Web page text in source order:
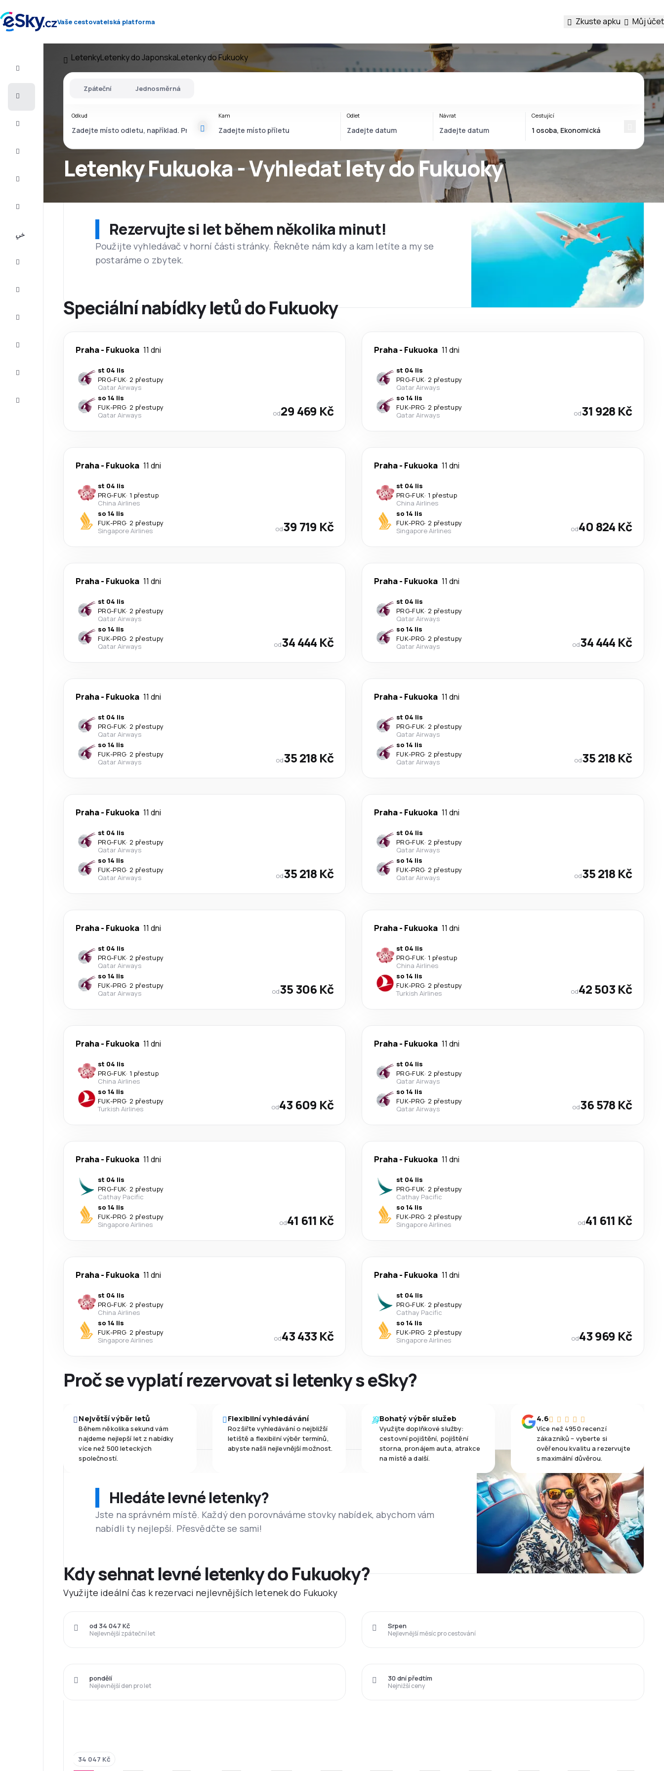
Vaše cestovatelská platforma Zkuste apku Můj účet
LetenkyLetenky do JaponskaLetenky do Fukuoky
Letenky Fukuoka - Vyhledat lety do Fukuoky
Zpáteční Jednosměrná
Odkud Kam Odlet Návrat Cestující
Rezervujte si let během několika minut!
Použijte vyhledávač v horní části stránky. Řekněte nám kdy a kam letíte a my se
postaráme o zbytek.
Speciální nabídky letů do Fukuoky
Praha- Fukuoka 11 dni
st 04 lis
PRG-FUK· 2 přestupy
Qatar Airways
so 14 lis
FUK-PRG· 2 přestupy
Qatar Airways
od29 469 Kč
Praha- Fukuoka 11 dni
st 04 lis
PRG-FUK· 2 přestupy
Qatar Airways
so 14 lis
FUK-PRG· 2 přestupy
Qatar Airways
od31 928 Kč
Praha- Fukuoka 11 dni
st 04 lis
PRG-FUK· 1 přestup
China Airlines
so 14 lis
FUK-PRG· 2 přestupy
Singapore Airlines
od39 719 Kč
Praha- Fukuoka 11 dni
st 04 lis
PRG-FUK· 1 přestup
China Airlines
so 14 lis
FUK-PRG· 2 přestupy
Singapore Airlines
od40 824 Kč
Praha- Fukuoka 11 dni
st 04 lis
PRG-FUK· 2 přestupy
Qatar Airways
so 14 lis
FUK-PRG· 2 přestupy
Qatar Airways
od34 444 Kč
Praha- Fukuoka 11 dni
st 04 lis
PRG-FUK· 2 přestupy
Qatar Airways
so 14 lis
FUK-PRG· 2 přestupy
Qatar Airways
od34 444 Kč
Praha- Fukuoka 11 dni
st 04 lis
PRG-FUK· 2 přestupy
Qatar Airways
so 14 lis
FUK-PRG· 2 přestupy
Qatar Airways
od35 218 Kč
Praha- Fukuoka 11 dni
st 04 lis
PRG-FUK· 2 přestupy
Qatar Airways
so 14 lis
FUK-PRG· 2 přestupy
Qatar Airways
od35 218 Kč
Praha- Fukuoka 11 dni
st 04 lis
PRG-FUK· 2 přestupy
Qatar Airways
so 14 lis
FUK-PRG· 2 přestupy
Qatar Airways
od35 218 Kč
Praha- Fukuoka 11 dni
st 04 lis
PRG-FUK· 2 přestupy
Qatar Airways
so 14 lis
FUK-PRG· 2 přestupy
Qatar Airways
od35 218 Kč
Praha- Fukuoka 11 dni
st 04 lis
PRG-FUK· 2 přestupy
Qatar Airways
so 14 lis
FUK-PRG· 2 přestupy
Qatar Airways
od35 306 Kč
Praha- Fukuoka 11 dni
st 04 lis
PRG-FUK· 1 přestup
China Airlines
so 14 lis
FUK-PRG· 2 přestupy
Turkish Airlines
od42 503 Kč
Praha- Fukuoka 11 dni
st 04 lis
PRG-FUK· 1 přestup
China Airlines
so 14 lis
FUK-PRG· 2 přestupy
Turkish Airlines
od43 609 Kč
Praha- Fukuoka 11 dni
st 04 lis
PRG-FUK· 2 přestupy
Qatar Airways
so 14 lis
FUK-PRG· 2 přestupy
Qatar Airways
od36 578 Kč
Praha- Fukuoka 11 dni
st 04 lis
PRG-FUK· 2 přestupy
Cathay Pacific
so 14 lis
FUK-PRG· 2 přestupy
Singapore Airlines
od41 611 Kč
Praha- Fukuoka 11 dni
st 04 lis
PRG-FUK· 2 přestupy
Cathay Pacific
so 14 lis
FUK-PRG· 2 přestupy
Singapore Airlines
od41 611 Kč
Praha- Fukuoka 11 dni
st 04 lis
PRG-FUK· 2 přestupy
China Airlines
so 14 lis
FUK-PRG· 2 přestupy
Singapore Airlines
od43 433 Kč
Praha- Fukuoka 11 dni
st 04 lis
PRG-FUK· 2 přestupy
Cathay Pacific
so 14 lis
FUK-PRG· 2 přestupy
Singapore Airlines
od43 969 Kč
Proč se vyplatí rezervovat si letenky s eSky?
Největší výběr letů
Během několika sekund vám
najdeme nejlepší let z nabídky
více než 500 leteckých
společností.
Flexibilní vyhledávání
Rozšiřte vyhledávání o nejbližší
letiště a flexibilní výběr termínů,
abyste našli nejlevnější možnost.
Bohatý výběr služeb
Využijte doplňkové služby:
cestovní pojištění, pojištění
storna, pronájem auta, atrakce
na místě a další.
4.6
Více než 4950 recenzí
zákazníků – vyberte si
ověřenou kvalitu a rezervujte
s maximální důvěrou.
Hledáte levné letenky?
Jste na správném místě. Každý den porovnáváme stovky nabídek, abychom vám
nabídli ty nejlepší. Přesvědčte se sami!
Kdy sehnat levné letenky do Fukuoky?
Využijte ideální čas k rezervaci nejlevnějších letenek do Fukuoky
Nejlevnější zpáteční let
od 34 047 Kč
Nejlevnější měsíc pro cestování
Srpen
Nejlevnější den pro let
pondělí
Nejnižší ceny
30 dní předtím
34 047 Kč